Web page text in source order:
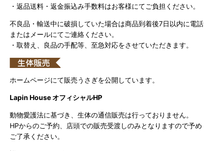
・返品送料・返金振込み手数料はお客様にてご負担ください。
不良品・輸送中に破損していた場合は商品到着後7日以内に電話
またはメールにてご連絡ください。
・取替え、良品の手配等、至急対応をさせていただきます。
ホームページにて販売うさぎを公開しています。
Lapin House オフィシャルHP
動物愛護法に基づき、生体の通信販売は行っておりません。
HPからのご予約、店頭での販売受渡しのみとなりますので予め
ご了承ください。